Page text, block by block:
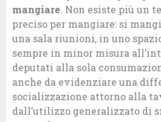
mangiare. Non esiste più un
preciso per mangiare: si
una sala riunioni, in uno
sempre in minor misura
deputati alla sola
anche da evidenziare una
socializzazione attorno alla
dall’utilizzo generalizzato di